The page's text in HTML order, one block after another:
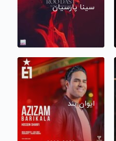
سینا پارسیان
ایوان بند